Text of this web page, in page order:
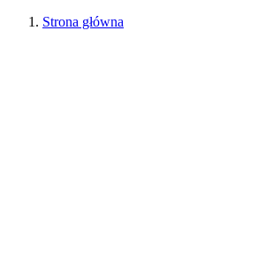
Strona główna